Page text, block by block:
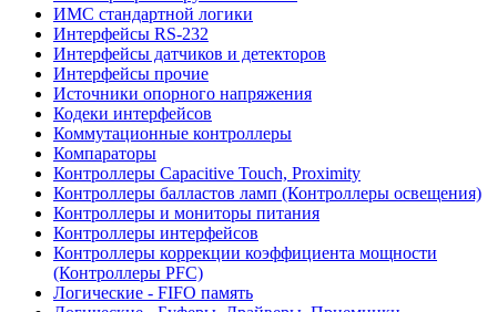
ИМС стандартной логики
Интерфейсы RS-232
Интерфейсы датчиков и детекторов
Интерфейсы прочие
Источники опорного напряжения
Кодеки интерфейсов
Коммутационные контроллеры
Компараторы
Контроллеры Capacitive Touch, Proximity
Контроллеры балластов ламп (Контроллеры освещения)
Контроллеры и мониторы питания
Контроллеры интерфейсов
Контроллеры коррекции коэффициента мощности
(Контроллеры PFC)
Логические - FIFO память